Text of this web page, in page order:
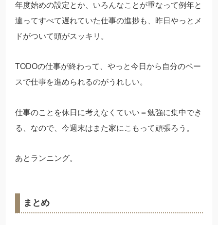
年度始めの設定とか、いろんなことが重なって例年と
違ってすべて遅れていた仕事の進捗も、昨日やっとメ
ドがついて頭がスッキリ。
TODOの仕事が終わって、やっと今日から自分のペー
スで仕事を進められるのがうれしい。
仕事のことを休日に考えなくていい＝勉強に集中でき
る、なので、今週末はまた家にこもって頑張ろう。
あとランニング。
まとめ